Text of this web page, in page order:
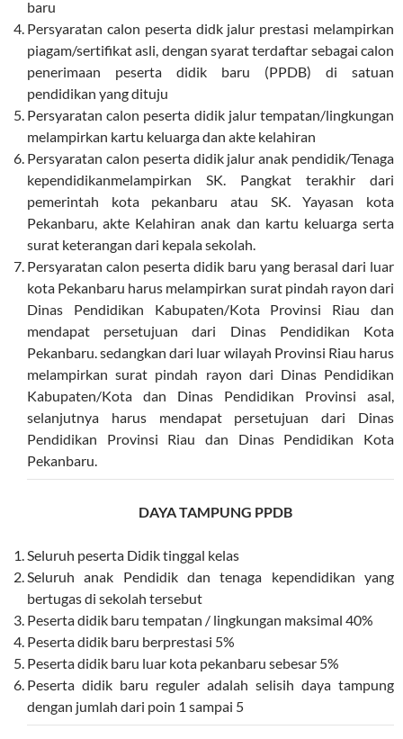
baru
Persyaratan calon peserta didk jalur prestasi melampirkan
piagam/sertifikat asli, dengan syarat terdaftar sebagai calon
penerimaan peserta didik baru (PPDB) di satuan
pendidikan yang dituju
Persyaratan calon peserta didik jalur tempatan/lingkungan
melampirkan kartu keluarga dan akte kelahiran
Persyaratan calon peserta didik jalur anak pendidik/Tenaga
kependidikanmelampirkan SK. Pangkat terakhir dari
pemerintah kota pekanbaru atau SK. Yayasan kota
Pekanbaru, akte Kelahiran anak dan kartu keluarga serta
surat keterangan dari kepala sekolah.
Persyaratan calon peserta didik baru yang berasal dari luar
kota Pekanbaru harus melampirkan surat pindah rayon dari
Dinas Pendidikan Kabupaten/Kota Provinsi Riau dan
mendapat persetujuan dari Dinas Pendidikan Kota
Pekanbaru. sedangkan dari luar wilayah Provinsi Riau harus
melampirkan surat pindah rayon dari Dinas Pendidikan
Kabupaten/Kota dan Dinas Pendidikan Provinsi asal,
selanjutnya harus mendapat persetujuan dari Dinas
Pendidikan Provinsi Riau dan Dinas Pendidikan Kota
Pekanbaru.
DAYA TAMPUNG PPDB
Seluruh peserta Didik tinggal kelas
Seluruh anak Pendidik dan tenaga kependidikan yang
bertugas di sekolah tersebut
Peserta didik baru tempatan / lingkungan maksimal 40%
Peserta didik baru berprestasi 5%
Peserta didik baru luar kota pekanbaru sebesar 5%
Peserta didik baru reguler adalah selisih daya tampung
dengan jumlah dari poin 1 sampai 5